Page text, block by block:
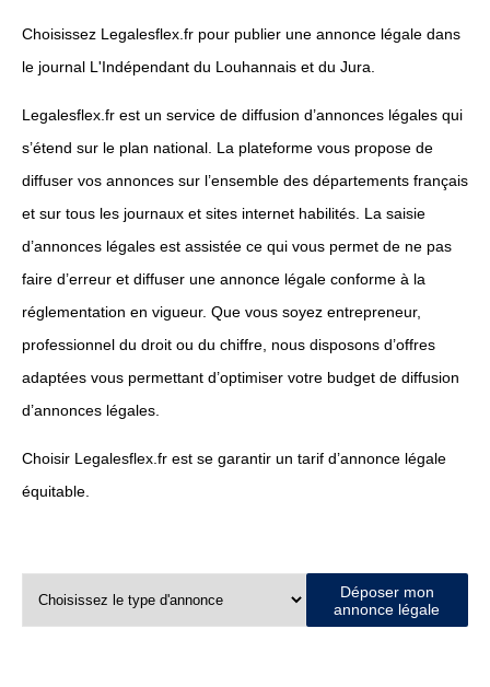
Choisissez Legalesflex.fr pour publier une annonce légale dans
le journal L'Indépendant du Louhannais et du Jura.
Legalesflex.fr est un service de diffusion d’annonces légales qui
s’étend sur le plan national. La plateforme vous propose de
diffuser vos annonces sur l’ensemble des départements français
et sur tous les journaux et sites internet habilités. La saisie
d’annonces légales est assistée ce qui vous permet de ne pas
faire d’erreur et diffuser une annonce légale conforme à la
réglementation en vigueur. Que vous soyez entrepreneur,
professionnel du droit ou du chiffre, nous disposons d’offres
adaptées vous permettant d’optimiser votre budget de diffusion
d’annonces légales.
Choisir Legalesflex.fr est se garantir un tarif d’annonce légale
équitable.
Déposer mon
annonce légale